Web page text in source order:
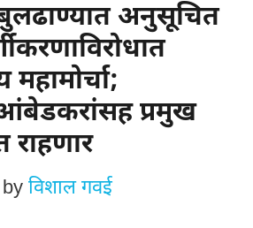
अनुसूचित
महामोर्चा;
प्रमुख
राहणार
by विशाल गवई